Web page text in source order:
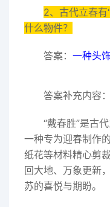
2、古代立春有
什么物件？
答案： 一种头
答案补充内容：
“戴春胜”是古
一种专为迎春制作
纸花等材料精心剪
回大地、万象更新
苏的喜悦与期盼。